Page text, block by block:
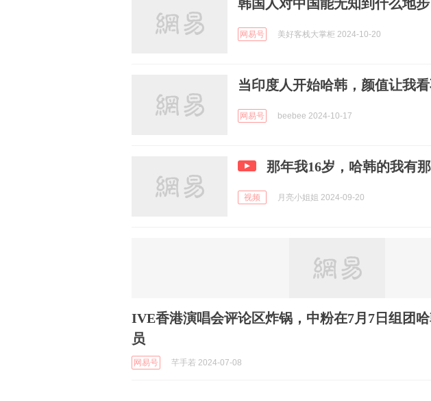
韩国人对中国能无知到什么地步
网易号 美好客栈大掌柜 2024-10-20
当印度人开始哈韩，颜值让我看
网易号 beebee 2024-10-17
那年我16岁，哈韩的我有
视频 月亮小姐姐 2024-09-20
IVE香港演唱会评论区炸锅，中粉在7月7日组团
员
网易号 芊手若 2024-07-08